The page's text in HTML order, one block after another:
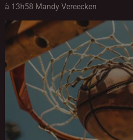
à 13h58 Mandy Vereecken